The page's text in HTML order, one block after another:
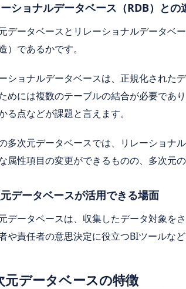
ショナルデータベース（RDB）との
データベースとリレーショナルデータベ
）であるかです。
ショナルデータベースは、正規化された
めには複数のテーブルの結合が必要であ
る点などが課題と言えます。
多次元データベースでは、リレーショナ
属性項目の変更ができるものの、多次元
データベースが活用できる場面
データベースは、収集したデータ対象を
や責任者の意思決定に役立つBIツールな
元データベースの特徴